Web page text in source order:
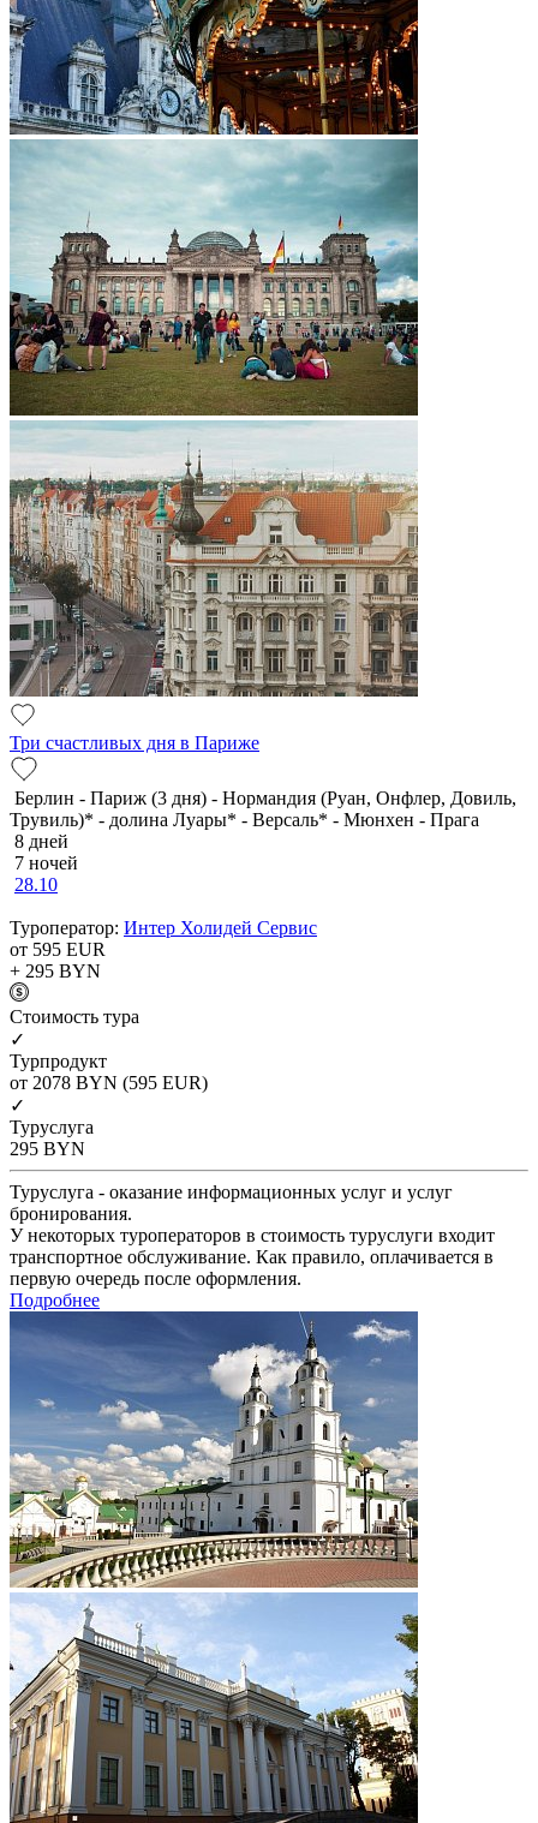
Три счастливых дня в Париже
Берлин - Париж (3 дня) - Нормандия (Руан, Онфлер, Довиль,
Трувиль)* - долина Луары* - Версаль* - Мюнхен - Прага
8 дней
7 ночей
28.10
Туроператор: Интер Холидей Сервис
от 595 EUR
+ 295 BYN
Cтоимость тура
✓
Турпродукт
от 2078 BYN (595 EUR)
✓
Туруслуга
295 BYN
Туруслуга - оказание информационных услуг и услуг
бронирования.
У некоторых туроператоров в стоимость туруслуги входит
транспортное обслуживание. Как правило, оплачивается в
первую очередь после оформления.
Подробнее